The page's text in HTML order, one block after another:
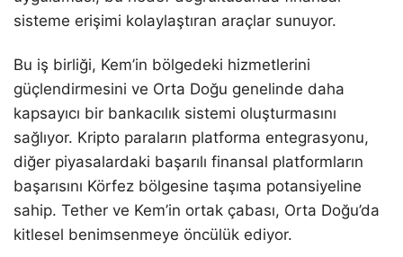
sisteme erişimi kolaylaştıran araçlar sunuyor.
Bu iş birliği, Kem’in bölgedeki hizmetlerini
güçlendirmesini ve Orta Doğu genelinde daha
kapsayıcı bir bankacılık sistemi oluşturmasını
sağlıyor. Kripto paraların platforma entegrasyonu,
diğer piyasalardaki başarılı finansal platformların
başarısını Körfez bölgesine taşıma potansiyeline
sahip. Tether ve Kem’in ortak çabası, Orta Doğu’da
kitlesel benimsenmeye öncülük ediyor.